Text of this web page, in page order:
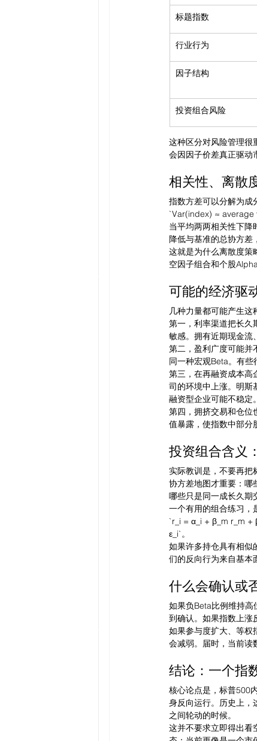
标题指数
行业行为
因子结构
投资组合风险
这种区分对风险管理很
会因因子价差真正驱动
相关性、离散
指数方差可以分解为成
`Var(index) ≈ average
当平均两两相关性下降
降低与基准的总协方差
这就是为什么离散度策
空因子组合和个股
可能的经济驱
几种力量都可能产生这
第一，利率渠道把长久
敏感。拥有近期现金流
第二，盈利广度可能并
同一种宏观Beta。有些
第三，在再融资成本高
司的环境中上涨。明斯
融资型企业可能不稳定。
第四，拥挤交易和仓位
值暴露，使指数中部分
投资组合含义
实际教训是，不要再把
协方差地图才重要：哪
哪些只是同一成长久期
一个有用的组合练习，
`r_i = α_i + β_m r_m
ε_i`。
如果许多持仓具有相似
们的反向行为来自基本
什么会确认或
如果负Beta比例维持高
到确认。如果指数上涨
如果参与度扩大、等权
会减弱。届时，当前读
结论：一个指
核心论点是，标普500
身反向运行。历史上，
之间轮动的时候。
这并不要求立即得出看